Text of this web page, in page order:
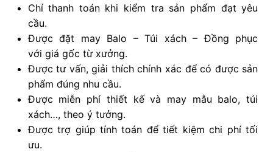
Chỉ thanh toán khi kiểm tra sản phẩm đạt yêu
cầu.
Được đặt may Balo – Túi xách – Đồng phục
với giá gốc từ xưởng.
Được tư vấn, giải thích chính xác để có được sản
phẩm đúng nhu cầu.
Được miễn phí thiết kế và may mẫu balo, túi
xách…, theo ý tưởng.
Được trợ giúp tính toán để tiết kiệm chi phí tối
ưu.